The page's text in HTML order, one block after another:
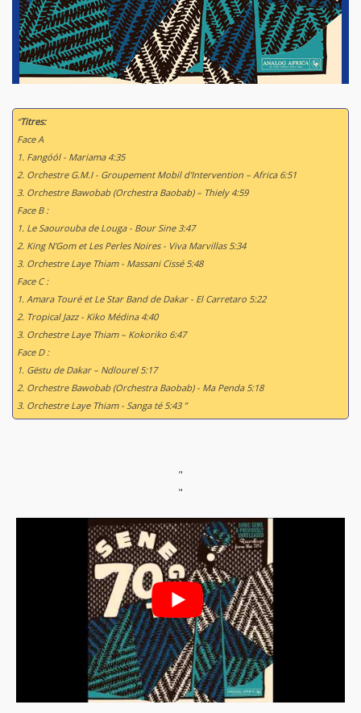
“Titres:
Face A
1. Fangóól - Mariama 4:35
2. Orchestre G.M.I - Groupement Mobil d'Intervention – Africa 6:51
3. Orchestre Bawobab (Orchestra Baobab) – Thiely 4:59
Face B :
1. Le Saourouba de Louga - Bour Sine 3:47
2. King N'Gom et Les Perles Noires - Viva Marvillas 5:34
3. Orchestre Laye Thiam - Massani Cissé 5:48
Face C :
1. Amara Touré et Le Star Band de Dakar - El Carretaro 5:22
2. Tropical Jazz - Kiko Médina 4:40
3. Orchestre Laye Thiam – Kokoriko 6:47
Face D :
1. Gëstu de Dakar – Ndlourel 5:17
2. Orchestre Bawobab (Orchestra Baobab) - Ma Penda 5:18
3. Orchestre Laye Thiam - Sanga té 5:43 ”
"
"